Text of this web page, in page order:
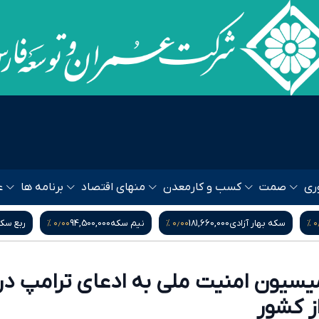
صمت کسب و کار معدن منهای اقتصاد برنامه ها
۰٫۰۰ % نیم سکه94,500,000۰٫۰۰ % ربع سکه52,500,000۰٫۰۰ % یورو
امنیت ملی به ادعای ترامپ
کشور